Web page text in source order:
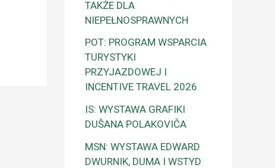
TAKŻE DLA
NIEPEŁNOSPRAWNYCH
POT: PROGRAM WSPARCIA
TURYSTYKI
PRZYJAZDOWEJ I
INCENTIVE TRAVEL 2026
IS: WYSTAWA GRAFIKI
DUŠANA POLAKOVIČA
MSN: WYSTAWA EDWARD
DWURNIK, DUMA I WSTYD